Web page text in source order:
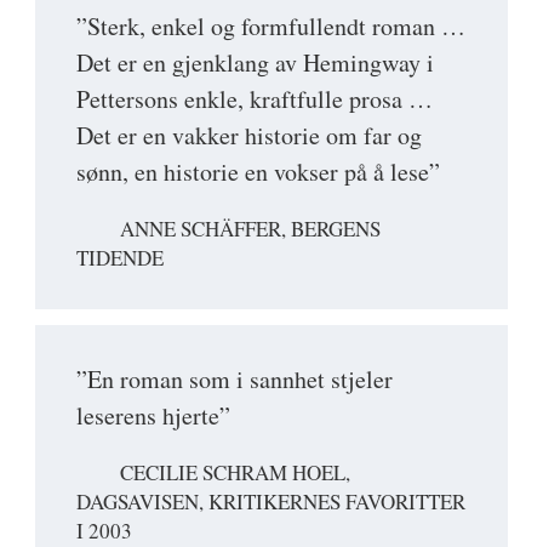
”Sterk, enkel og formfullendt roman …
Det er en gjenklang av Hemingway i
Pettersons enkle, kraftfulle prosa …
Det er en vakker historie om far og
sønn, en historie en vokser på å lese”
ANNE SCHÄFFER, BERGENS
TIDENDE
”En roman som i sannhet stjeler
leserens hjerte”
CECILIE SCHRAM HOEL,
DAGSAVISEN, KRITIKERNES FAVORITTER
I 2003